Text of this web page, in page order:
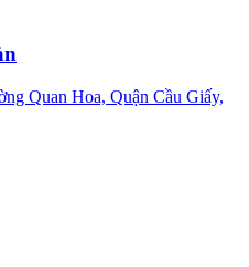
Quan Hoa, Quận Cầu Giấy,